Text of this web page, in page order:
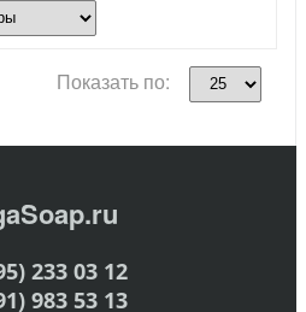
Показать по:
233 03 12
983 53 13